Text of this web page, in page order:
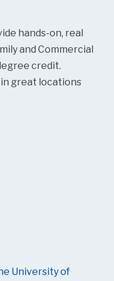
hands-on, real
and Commercial
credit.
great locations
University of